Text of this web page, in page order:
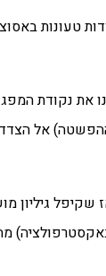
טעונות
את נקודת
אל
צמח מתוך עבודות הנייר המושגיות שלו